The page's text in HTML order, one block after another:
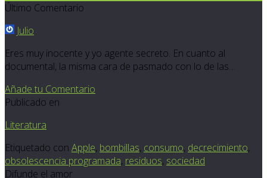
Último Comentario
Julio
Eres muy inocente y yo agente secreto. En cuanto al
documental, la misma cara de pasmado con lo de las…
Añade tu Comentario
Publicado en
Literatura
Etiquetado con Apple, bombillas, consumo, decrecimiento,
obsolescencia programada, residuos, sociedad
Difunde el amor